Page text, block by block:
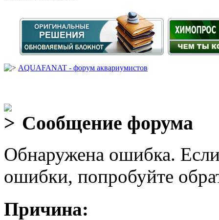
AQUAFANAT - форум аквариумистов
Сообщение форума
Обнаружена ошибка.
ошибки, попробуйте
Причина: